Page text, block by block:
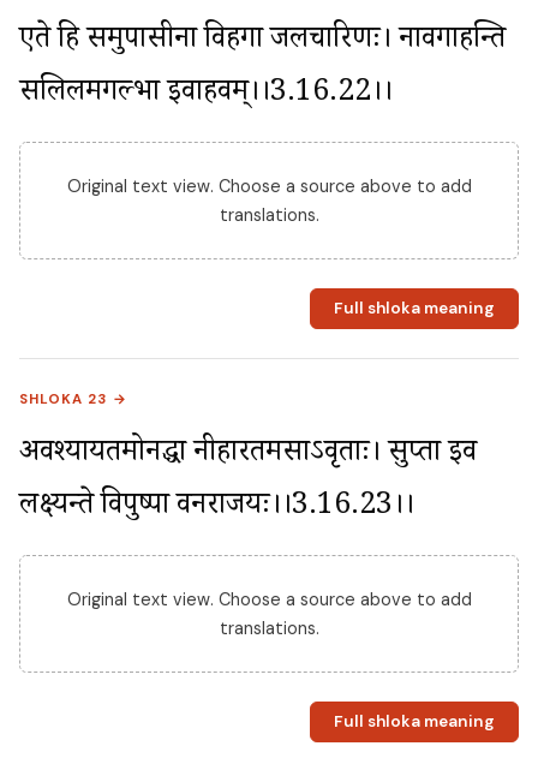
एते हि समुपासीना विहगा जलचारिणः। नावगाहन्ति
सलिलमप्रगल्भा इवाहवम्।।3.16.22।।
Original text view. Choose a source above to add
translations.
Full shloka meaning
SHLOKA 23 →
अवश्यायतमोनद्धा नीहारतमसाऽवृताः। प्रसुप्ता इव
लक्ष्यन्ते विपुष्पा वनराजयः।।3.16.23।।
Original text view. Choose a source above to add
translations.
Full shloka meaning